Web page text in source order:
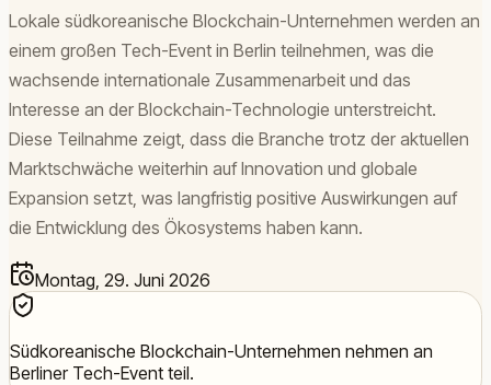
Lokale südkoreanische Blockchain-Unternehmen werden an
einem großen Tech-Event in Berlin teilnehmen, was die
wachsende internationale Zusammenarbeit und das
Interesse an der Blockchain-Technologie unterstreicht.
Diese Teilnahme zeigt, dass die Branche trotz der aktuellen
Marktschwäche weiterhin auf Innovation und globale
Expansion setzt, was langfristig positive Auswirkungen auf
die Entwicklung des Ökosystems haben kann.
Montag, 29. Juni 2026
Südkoreanische Blockchain-Unternehmen nehmen an
Berliner Tech-Event teil.